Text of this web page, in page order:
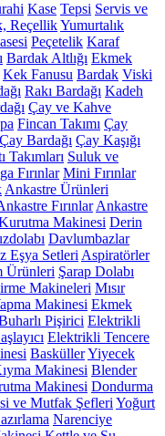
Kase Tepsi Servis ve
ReçellikYumurtalık
Peçetelik Karaf
Bardak Altlığı Ekmek
Kek Fanusu Bardak Viski
Rakı Bardağı Kadeh
Çay ve Kahve
Fincan Takımı Çay
Çay Bardağı Çay Kaşığı
Takımları Suluk ve
Fırınlar Mini Fırınlar
Ankastre Ürünleri
Fırınlar Ankastre
Makinesi Derin
Davlumbazlar
Eşya Setleri Aspiratörler
Ürünleri Şarap Dolabı
Makineleri Mısır
Makinesi Ekmek
Pişirici Elektrikli
Elektrikli Tencere
BasküllerYiyecek
Makinesi Blender
Makinesi Dondurma
ve Mutfak Şefleri Yoğurt
Narenciye